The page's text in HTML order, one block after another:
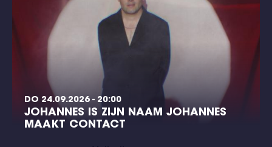
DO 24.09.2026 - 20:00
JOHANNES IS ZIJN NAAM JOHANNES
MAAKT CONTACT